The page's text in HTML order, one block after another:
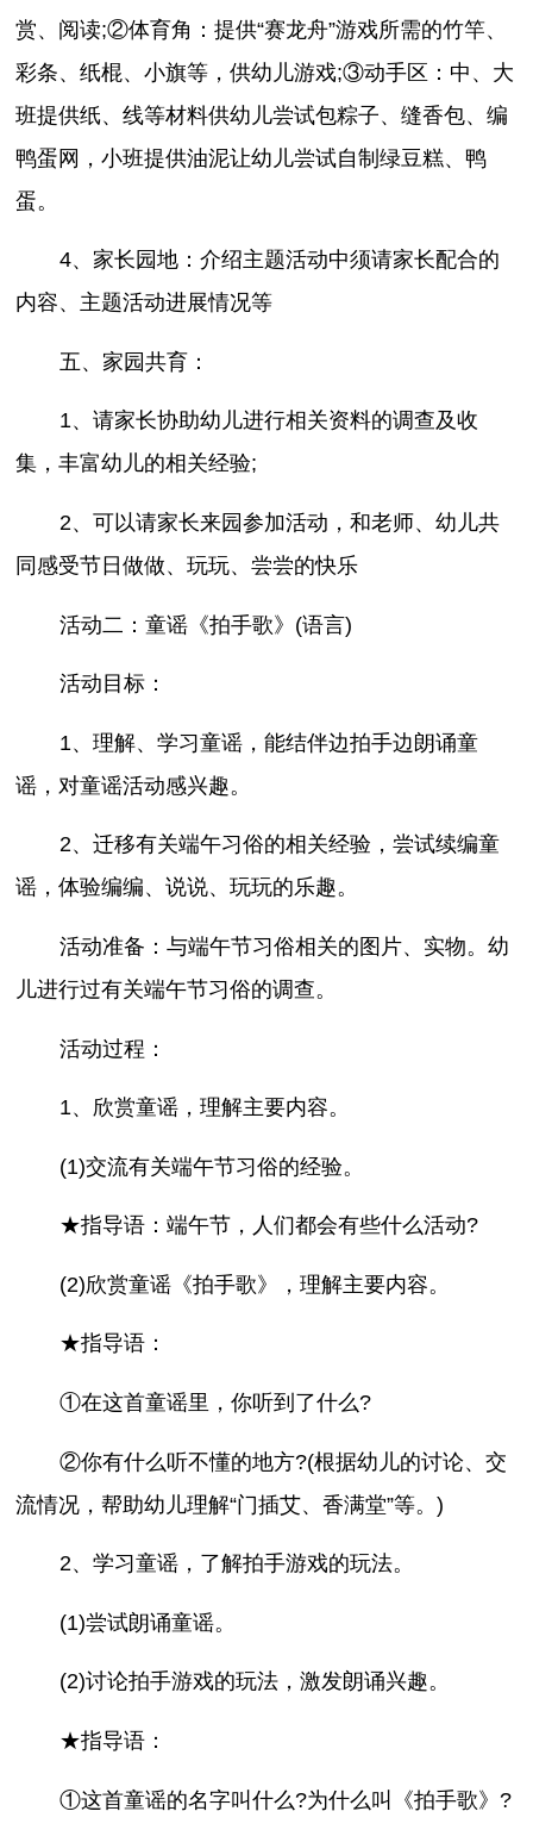
赏、阅读;②体育角：提供“赛龙舟”游戏所需的竹竿、
彩条、纸棍、小旗等，供幼儿游戏;③动手区：中、大
班提供纸、线等材料供幼儿尝试包粽子、缝香包、编
鸭蛋网，小班提供油泥让幼儿尝试自制绿豆糕、鸭
蛋。
4、家长园地：介绍主题活动中须请家长配合的
内容、主题活动进展情况等
五、家园共育：
1、请家长协助幼儿进行相关资料的调查及收
集，丰富幼儿的相关经验;
2、可以请家长来园参加活动，和老师、幼儿共
同感受节日做做、玩玩、尝尝的快乐
活动二：童谣《拍手歌》(语言)
活动目标：
1、理解、学习童谣，能结伴边拍手边朗诵童
谣，对童谣活动感兴趣。
2、迁移有关端午习俗的相关经验，尝试续编童
谣，体验编编、说说、玩玩的乐趣。
活动准备：与端午节习俗相关的图片、实物。幼
儿进行过有关端午节习俗的调查。
活动过程：
1、欣赏童谣，理解主要内容。
(1)交流有关端午节习俗的经验。
★指导语：端午节，人们都会有些什么活动?
(2)欣赏童谣《拍手歌》，理解主要内容。
★指导语：
①在这首童谣里，你听到了什么?
②你有什么听不懂的地方?(根据幼儿的讨论、交
流情况，帮助幼儿理解“门插艾、香满堂”等。)
2、学习童谣，了解拍手游戏的玩法。
(1)尝试朗诵童谣。
(2)讨论拍手游戏的玩法，激发朗诵兴趣。
★指导语：
①这首童谣的名字叫什么?为什么叫《拍手歌》?